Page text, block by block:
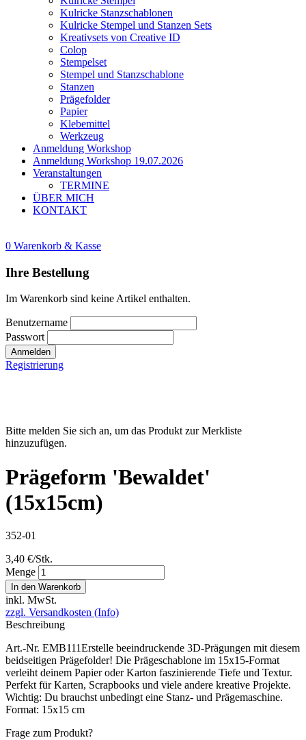
Kulricke Stanzschablonen
Kulricke Stempel und Stanzen Sets
Kreativsets von Creative ID
Colop
Stempelset
Stempel und Stanzschablone
Stanzen
Prägefolder
Papier
Klebemittel
Werkzeug
Anmeldung Workshop
Anmeldung Workshop 19.07.2026
Veranstaltungen
TERMINE
ÜBER MICH
KONTAKT
0 Warenkorb & Kasse
Ihre Bestellung
Im Warenkorb sind keine Artikel enthalten.
Benutzername
Passwort
Anmelden
Registrierung
Bitte melden Sie sich an, um das Produkt zur Merkliste
hinzuzufügen.
Prägeform 'Bewaldet'
(15x15cm)
352-01
3,40 €/Stk.
Menge
In den Warenkorb
inkl. MwSt.
zzgl. Versandkosten (Info)
Beschreibung
Art.-Nr. EMB111Erstelle beeindruckende 3D-Prägungen mit diesem
beidseitigen Prägefolder! Die Prägeschablone im 15x15-Format
verleiht deinem Papier oder Karton faszinierende Tiefe und Textur.
Perfekt für Karten, Scrapbooks und viele andere kreative Projekte.
Wichtig: Du brauchst unbedingt eine Stanz- und Prägemaschine.
Format: 15x15 cm
Frage zum Produkt?